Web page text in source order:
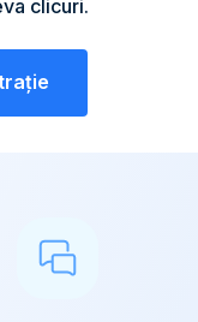
clicuri.